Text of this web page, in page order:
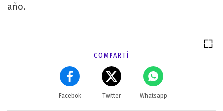
año.
COMPARTÍ
Facebok Twitter Whatsapp